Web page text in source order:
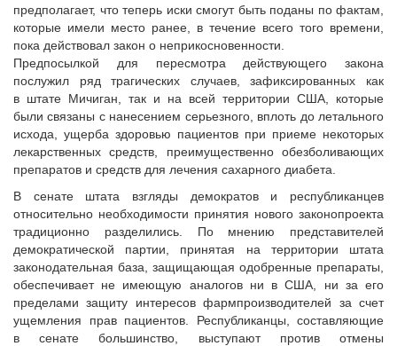
предполагает, что теперь иски смогут быть поданы по фактам,
которые имели место ранее, в течение всего того времени,
пока действовал закон о неприкосновенности.
Предпосылкой для пересмотра действующего закона
послужил ряд трагических случаев, зафиксированных как
в штате Мичиган, так и на всей территории США, которые
были связаны с нанесением серьезного, вплоть до летального
исхода, ущерба здоровью пациентов при приеме некоторых
лекарственных средств, преимущественно обезболивающих
препаратов и средств для лечения сахарного диабета.
В сенате штата взгляды демократов и рес­публиканцев
относительно необходимости принятия нового законопроекта
традиционно разделились. По мнению представителей
демократической партии, принятая на территории штата
законодательная база, защищающая одобренные препараты,
обеспечивает не имеющую аналогов ни в США, ни за его
пределами защиту интересов фармпроизводителей за счет
ущемления прав пациентов. Республиканцы, составляющие
в сенате большинство, выступают против отмены